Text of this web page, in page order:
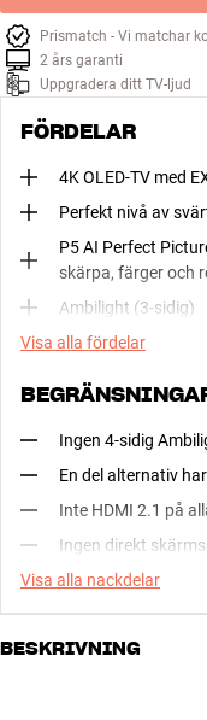
Prismatch - Vi matchar
2 års garanti
Uppgradera ditt TV-ljud
FÖRDELAR
4K OLED-TV med
Perfekt nivå av
P5 AI Perfect
skärpa, färger och
Ambilight (3-sidig)
Visa alla fördelar
Ingen 4-sidig
En del alternativ
Inte HDMI 2.1 på
Ingen direkt
Visa alla nackdelar
BESKRIVNING